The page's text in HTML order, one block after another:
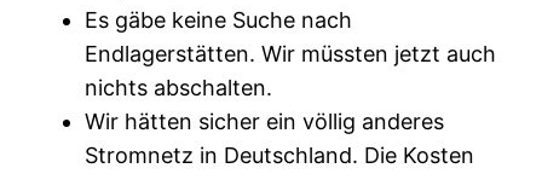
Es gäbe keine Suche nach
Endlagerstätten. Wir müssten jetzt auch
nichts abschalten.
Wir hätten sicher ein völlig anderes
Stromnetz in Deutschland. Die Kosten